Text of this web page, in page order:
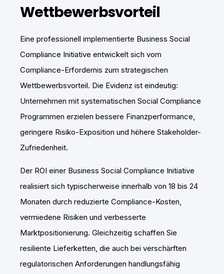
Wettbewerbsvorteil
Eine professionell implementierte Business Social
Compliance Initiative entwickelt sich vom
Compliance-Erfordernis zum strategischen
Wettbewerbsvorteil. Die Evidenz ist eindeutig:
Unternehmen mit systematischen Social Compliance
Programmen erzielen bessere Finanzperformance,
geringere Risiko-Exposition und höhere Stakeholder-
Zufriedenheit.
Der ROI einer Business Social Compliance Initiative
realisiert sich typischerweise innerhalb von 18 bis 24
Monaten durch reduzierte Compliance-Kosten,
vermiedene Risiken und verbesserte
Marktpositionierung. Gleichzeitig schaffen Sie
resiliente Lieferketten, die auch bei verschärften
regulatorischen Anforderungen handlungsfähig